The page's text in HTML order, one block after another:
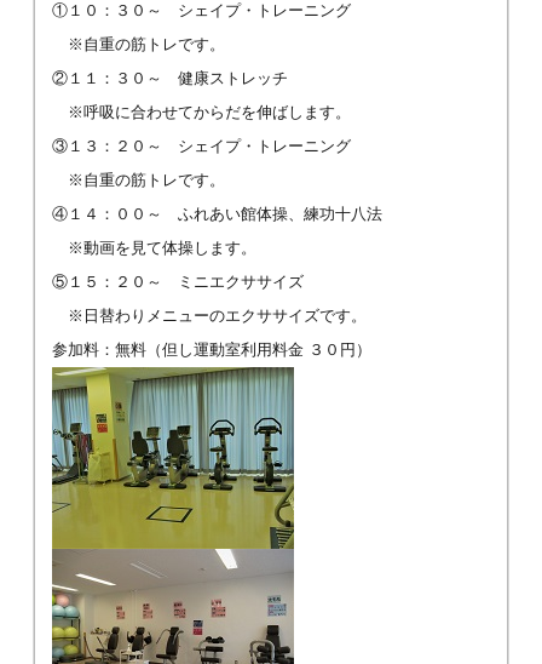
①１０：３０～ シェイプ・トレーニング
※自重の筋トレです。
②１１：３０～ 健康ストレッチ
※呼吸に合わせてからだを伸ばします。
③１３：２０～ シェイプ・トレーニング
※自重の筋トレです。
④１４：００～ ふれあい館体操、練功十八法
※動画を見て体操します。
⑤１５：２０～ ミニエクササイズ
※日替わりメニューのエクササイズです。
参加料：無料（但し運動室利用料金 ３０円）